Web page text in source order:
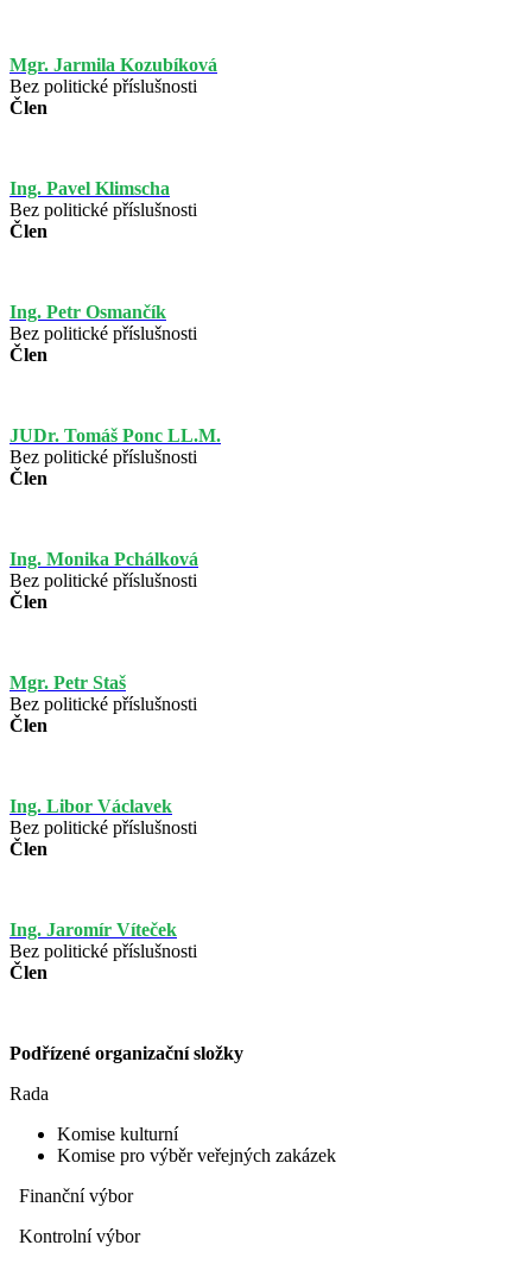
Mgr. Jarmila Kozubíková
Bez politické příslušnosti
Člen
Ing. Pavel Klimscha
Bez politické příslušnosti
Člen
Ing. Petr Osmančík
Bez politické příslušnosti
Člen
JUDr. Tomáš Ponc LL.M.
Bez politické příslušnosti
Člen
Ing. Monika Pchálková
Bez politické příslušnosti
Člen
Mgr. Petr Staš
Bez politické příslušnosti
Člen
Ing. Libor Václavek
Bez politické příslušnosti
Člen
Ing. Jaromír Víteček
Bez politické příslušnosti
Člen
Podřízené organizační složky
Rada
Komise kulturní
Komise pro výběr veřejných zakázek
Finanční výbor
Kontrolní výbor